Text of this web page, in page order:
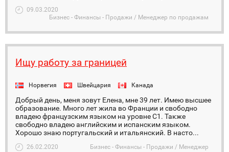
09.03.2020
Бизнес - Финансы - Продажи / Менеджер по продажам
Ищу работу за границей
Норвегия Швейцария Канада
Добрый день, меня зовут Елена, мне 39 лет. Имею высшее
образование. Много лет жила во Франции и свободно
владею французским языком на уровне С1. Также
свободно владею английским и испанским языком.
Хорошо знаю португальский и итальянский. В насто...
26.02.2020 Бизнес - Финансы - Продажи / Менеджер